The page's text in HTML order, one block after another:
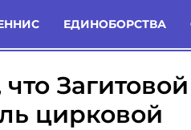
ЕДИНОБОРСТВА
Новости
Загитовой
цирковой